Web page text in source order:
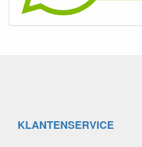
KLANTENSERVICE